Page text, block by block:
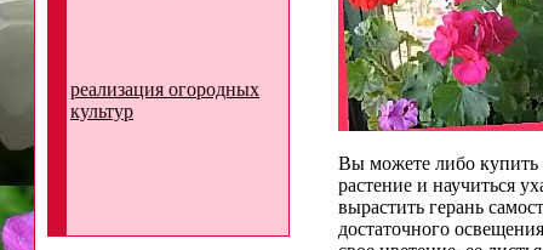
реализация огородных
культур
Вы можете либо купить
растение и научиться
вырастить герань
достаточного